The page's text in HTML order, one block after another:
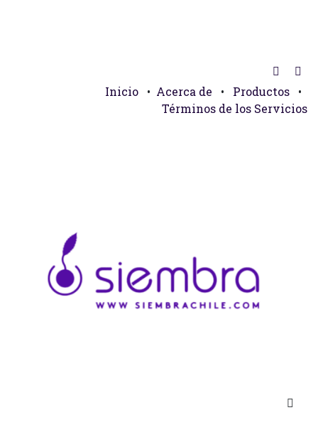
Inicio • Acerca de • Productos
•
Términos de los Servicios